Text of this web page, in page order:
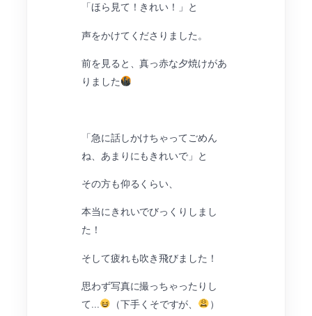
「ほら見て！きれい！」と
声をかけてくださりました。
前を見ると、真っ赤な夕焼けがあ
りました
「急に話しかけちゃってごめん
ね、あまりにもきれいで」と
その方も仰るくらい、
本当にきれいでびっくりしまし
た！
そして疲れも吹き飛びました！
思わず写真に撮っちゃったりし
て…
（下手くそですが、 ）